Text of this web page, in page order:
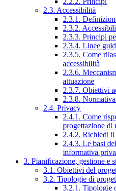
2.3. Accessibilità
2.3.1.
2.3.2.
2.3.3. Principi
2.3.4. Linee
2.3.5. Come
accessibilità
2.3.6.
attuazione
2.3.7. Obiettivi
2.3.8.
2.4. Privacy
2.4.1. Come
progettazione di
2.4.2. Richiedi il
2.4.3. Le basi
informativa
3. Pianificazione, gestione e
3.1. Obiettivi del
3.2. Tipologie di
3.2.1. Tipologie